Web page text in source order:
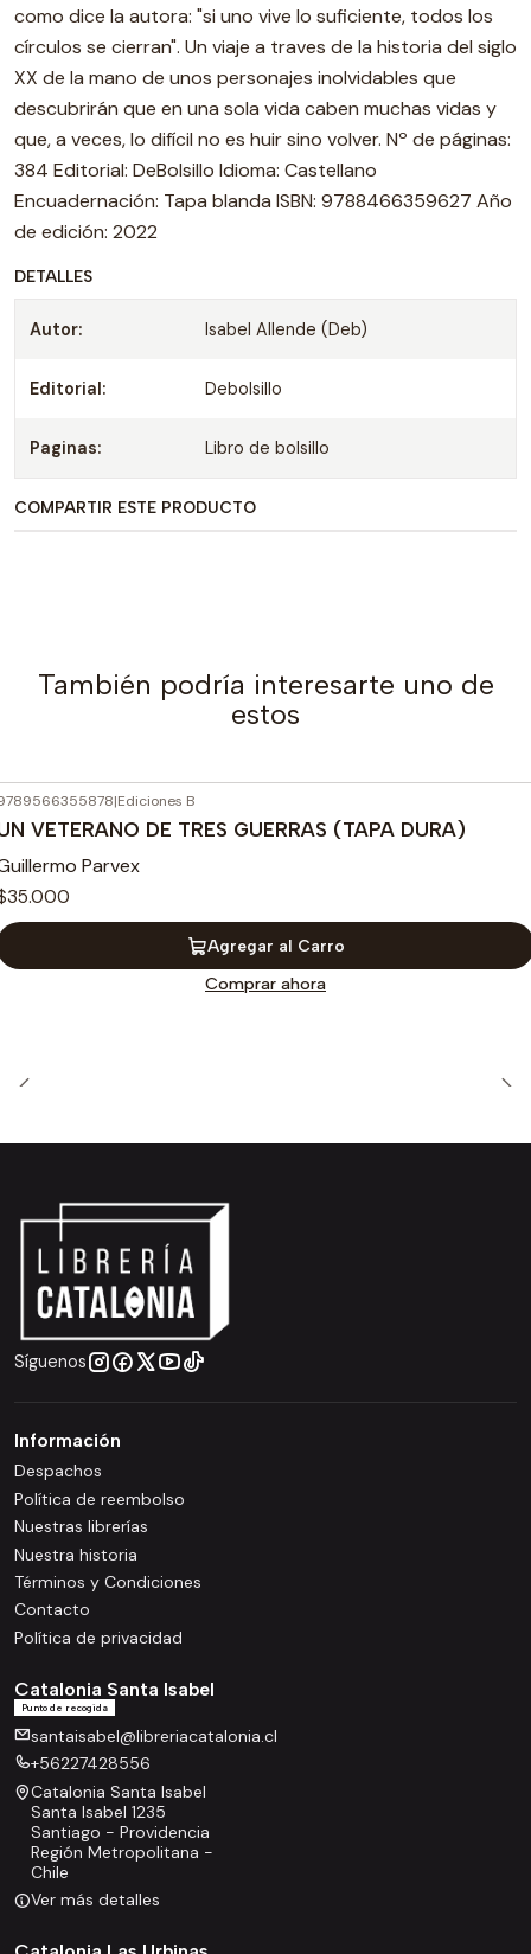
como dice la autora: "si uno vive lo suficiente, todos los
círculos se cierran". Un viaje a traves de la historia del siglo
XX de la mano de unos personajes inolvidables que
descubrirán que en una sola vida caben muchas vidas y
que, a veces, lo difícil no es huir sino volver. Nº de páginas:
384 Editorial: DeBolsillo Idioma: Castellano
Encuadernación: Tapa blanda ISBN: 9788466359627 Año
de edición: 2022
DETALLES
Autor: Isabel Allende (Deb)
Editorial: Debolsillo
Paginas: Libro de bolsillo
COMPARTIR ESTE PRODUCTO
También podría interesarte uno de
estos
|Ediciones B
VETERANO DE TRES GUERRAS (TAPA DURA)
Parvex
Agregar al Carro
Comprar ahora
Síguenos
Información
Despachos
Política de reembolso
Nuestras librerías
Nuestra historia
Términos y Condiciones
Contacto
Política de privacidad
Catalonia Santa Isabel
Punto de recogida
santaisabel@libreriacatalonia.cl
+56227428556
Catalonia Santa Isabel
Santa Isabel 1235
Santiago - Providencia
Región Metropolitana -
Chile
Ver más detalles